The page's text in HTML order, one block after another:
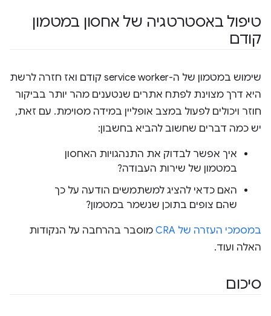
טיפול באסטרטגיה של אחסון במטמון
קודם
שימוש במטמון של ה-service worker קודם ואז חזרה לרשת
היא דרך מצוינת לפתח אתרים שנטענים מהר יותר בביקור
חוזר ויכולים לפעול במצב אופליין במידה מסוימת. עם זאת,
יש כמה דברים שחשוב להביא בחשבון:
איך אפשר לבדוק את התנהגויות האחסון
במטמון של שירות העבודה?
האם כדאי להציג למשתמשים הודעה על כך
שהם צופים בתוכן שנשמר במטמון?
במסמכי העזרה של CRA
מוסבר בהרחבה על הנקודות
האלה ועוד.
סיכום